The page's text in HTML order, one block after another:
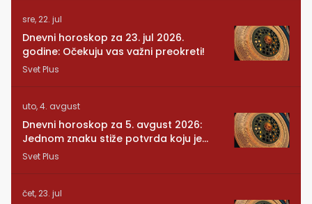
sre, 22. jul
Dnevni horoskop za 23. jul 2026.
godine: Očekuju vas važni preokreti!
Svet Plus
uto, 4. avgust
Dnevni horoskop za 5. avgust 2026:
Jednom znaku stiže potvrda koju je
dugo čekao
Svet Plus
čet, 23. jul